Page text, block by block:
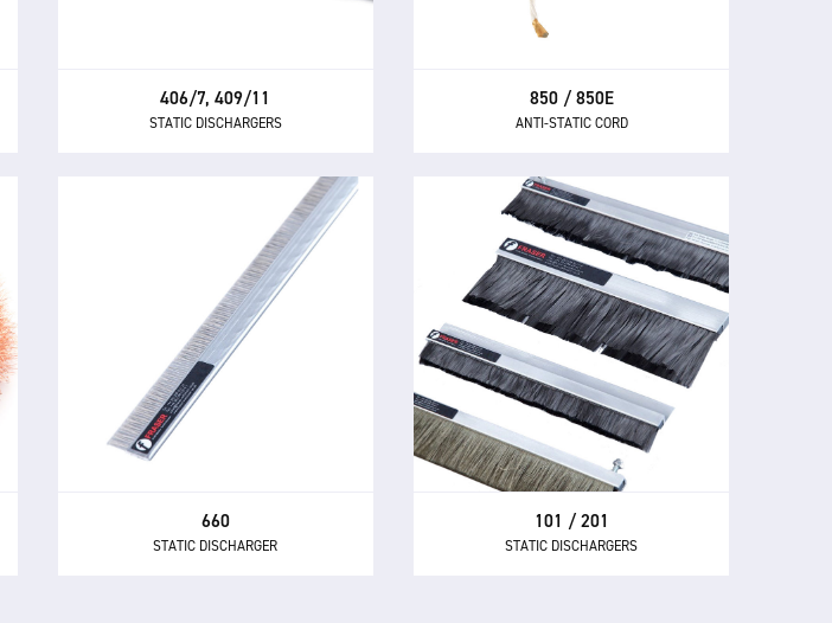
406/7, 409/11
STATIC DISCHARGERS
850 / 850E
ANTI-STATIC CORD
statique indésirable.
660
STATIC DISCHARGER
660
STATIC DISCHARGER
Le 660 est un déchargeur statique
compact pour une élimination
statique efficace à faible coût.
101 / 201
STATIC DISCHARGERS
101 / 201
STATIC DISCHARGERS
Les déchargeurs statiques 101 /
201 offrent de hautes performances
avec une rentabilité inégalée.